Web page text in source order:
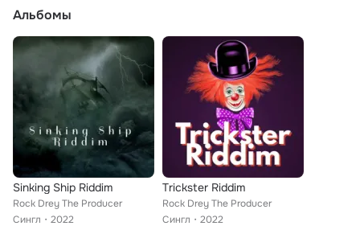
Альбомы
Sinking Ship Riddim
Rock Drey The Producer
Сингл
2022
Trickster Riddim
Rock Drey The Producer
Сингл
2022